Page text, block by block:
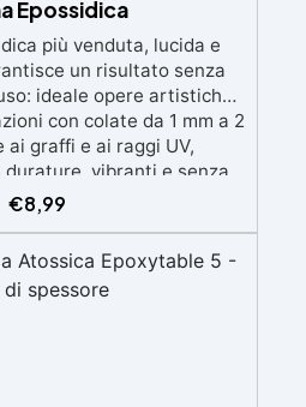
Epossidica
più venduta, lucida e
un risultato senza
ideale opere artistiche,
con colate da 1 mm a 2
ai graffi e ai raggi UV,
vibranti e senza
Bassa viscosità e
per risultati impeccabili,
post catalisi per contatto
free e VoC Free
€8,99